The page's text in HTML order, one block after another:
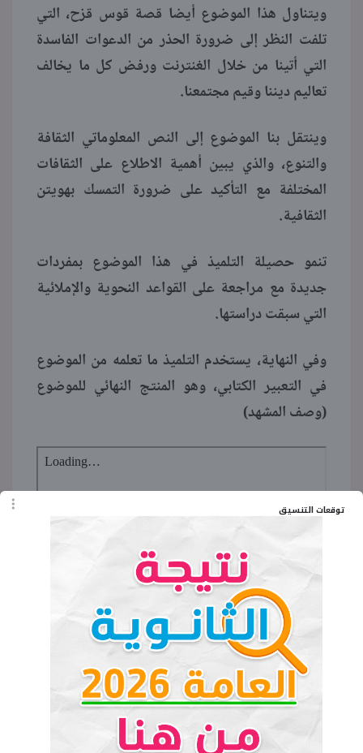
توقعات التنسيق
ويتناول هذا الموضوع أيضا قصة قوس قزح، التي
تلفت النظر إلى ضرورة الحذر من الدعوات الفاسدة
التي أتينا من خلال الغنترنت ورفض كل ما يخالف
تعاليم ديننا وقيم مجتمعنا.
وينتقل بنا الموضوع إلى النص المعلوماتي الثقافة
والتنوع، والذي يبين أهمية الاطلاع على الثقافات
المختلفة مع التأكيد على ضرورة التمسك بهويتن
الثقافية.
تنمو حصيلة التلميذ في هذا الموضوع بمفردات
جديدة مع مراجعة على القواعد النحوية والإملائية
التي سبقت دراستها.
وفي النهاية، يستخدم التلميذ ما تعلمه من الموضوع
في التعبير الكتابي، وهو المنتج النهائي للموضوع
(وصف المشهد)
الكلمات المفتاحية
كتاب الشاطر لغة عربية الصف السادس
الابتدائي الترم الثاني 2025